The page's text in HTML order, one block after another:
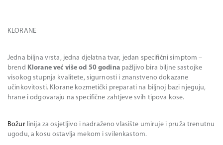
KLORANE
Jedna biljna vrsta, jedna djelatna tvar, jedan specifični simptom –
brend Klorane već više od 50 godinapažljivo bira biljne sastojke
visokog stupnja kvalitete, sigurnosti i znanstveno dokazane
učinkovitosti. Klorane kozmetički preparati na biljnoj bazi njeguju,
hrane i odgovaraju na specifične zahtjeve svih tipova kose.
Božurlinija za osjetljivo i nadraženo vlasište umiruje i pruža trenutnu
ugodu, a kosu ostavlja mekom i svilenkastom.